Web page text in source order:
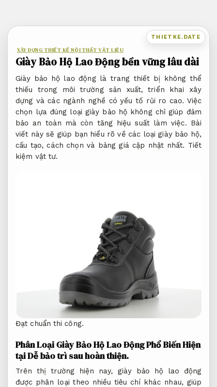
THIETKE.DATE
XÂY DỰNG THIẾT KẾ NỘI THẤT VẬT LIỆU
Giày Bảo Hộ Lao Động bền vững lâu dài
Giày bảo hộ lao động là trang thiết bị không thể
thiếu trong môi trường sản xuất, triển khai xây
dựng và các ngành nghề có yếu tố rủi ro cao. Việc
chọn lựa đúng loại giày bảo hộ không chỉ giúp đảm
bảo an toàn mà còn tăng hiệu suất làm việc. Bài
viết này sẽ giúp bạn hiểu rõ về các loại giày bảo hộ,
cấu tạo, cách chọn và bảng giá cập nhật nhất. Tiết
kiệm vật tư.
Đạt chuẩn thi công.
Phân Loại Giày Bảo Hộ Lao Động Phổ Biến Hiện
tạiDễ bảo trì sau hoàn thiện.
Trên thị trường hiện nay, giày bảo hộ lao động
được phân loại theo nhiều tiêu chí khác nhau, giúp